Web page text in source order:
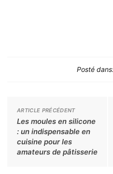
Posté
ARTICLE PRÉCÉDENT
Les moules en silicone
: un indispensable en
cuisine pour les
amateurs de pâtisserie